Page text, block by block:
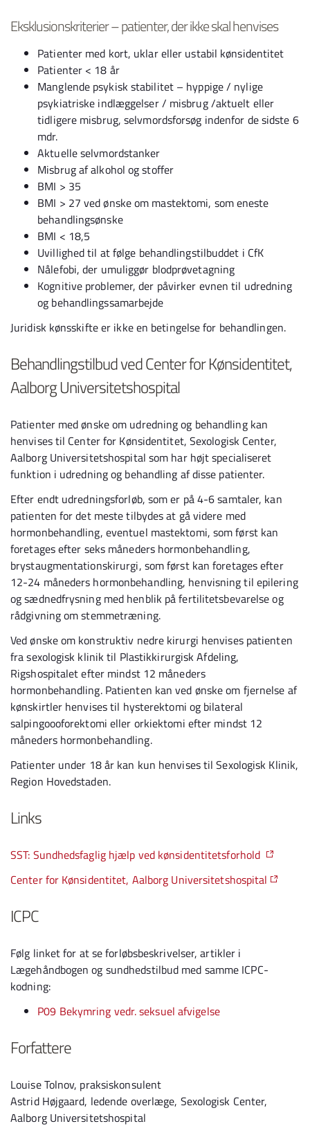
Eksklusionskriterier – patienter, der ikke skal henvises
Patienter med kort, uklar eller ustabil kønsidentitet
Patienter < 18 år
Manglende psykisk stabilitet – hyppige / nylige
psykiatriske indlæggelser / misbrug /aktuelt eller
tidligere misbrug, selvmordsforsøg indenfor de sidste 6
mdr.
Aktuelle selvmordstanker
Misbrug af alkohol og stoffer
BMI > 35
BMI > 27 ved ønske om mastektomi, som eneste
behandlingsønske
BMI < 18,5
Uvillighed til at følge behandlingstilbuddet i CfK
Nålefobi, der umuliggør blodprøvetagning
Kognitive problemer, der påvirker evnen til udredning
og behandlingssamarbejde
Juridisk kønsskifte er ikke en betingelse for behandlingen.
Behandlingstilbud ved Center for Kønsidentitet,
Aalborg Universitetshospital
Patienter med ønske om udredning og behandling kan
henvises til Center for Kønsidentitet, Sexologisk Center,
Aalborg Universitetshospital som har højt specialiseret
funktion i udredning og behandling af disse patienter.
Efter endt udredningsforløb, som er på 4-6 samtaler, kan
patienten for det meste tilbydes at gå videre med
hormonbehandling, eventuel mastektomi, som først kan
foretages efter seks måneders hormonbehandling,
brystaugmentationskirurgi, som først kan foretages efter
12-24 måneders hormonbehandling, henvisning til epilering
og sædnedfrysning med henblik på fertilitetsbevarelse og
rådgivning om stemmetræning.
Ved ønske om konstruktiv nedre kirurgi henvises patienten
fra sexologisk klinik til Plastikkirurgisk Afdeling,
Rigshospitalet efter mindst 12 måneders
hormonbehandling. Patienten kan ved ønske om fjernelse af
kønskirtler henvises til hysterektomi og bilateral
salpingoooforektomi eller orkiektomi efter mindst 12
måneders hormonbehandling.
Patienter under 18 år kan kun henvises til Sexologisk Klinik,
Region Hovedstaden.
Links
SST: Sundhedsfaglig hjælp ved kønsidentitetsforhold
Center for Kønsidentitet, Aalborg Universitetshospital
ICPC
Følg linket for at se forløbsbeskrivelser, artikler i
Lægehåndbogen og sundhedstilbud med samme ICPC-
kodning:
P09 Bekymring vedr. seksuel afvigelse
Forfattere
Louise Tolnov, praksiskonsulent
Astrid Højgaard, ledende overlæge, Sexologisk Center,
Aalborg Universitetshospital